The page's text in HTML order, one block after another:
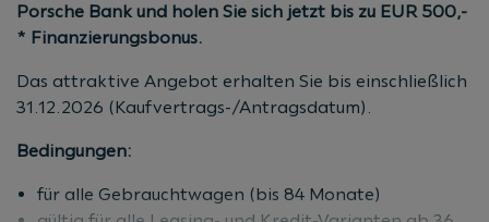
Porsche Bank und holen Sie sich jetzt bis zu EUR 500,-
* Finanzierungsbonus.
Das attraktive Angebot erhalten Sie bis einschließlich
31.12.2026 (Kaufvertrags-/Antragsdatum).
Bedingungen:
für alle Gebrauchtwagen (bis 84 Monate)